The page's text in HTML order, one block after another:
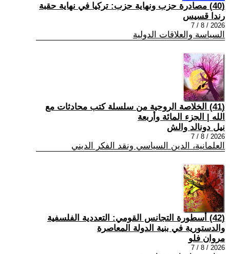
(40) مصادرة حزب ونهاية حزب: تركيا في نهاية حقبة
رندا قسيس
2026 / 8 / 7
السياسة والعلاقات الدولية
(41) الخلاصة الروحية من سلسلة كتب محادثات مع
الله | الجزء المائة وأربعة
نيل دونالد والش
2026 / 8 / 7
العلمانية، الدين السياسي ونقد الفكر الديني
(42) أسطورة التجانس القومي: التعددية الفلسفية
والدستورية في بنية الدولة المعاصرة
مروان فلو
2026 / 8 / 7